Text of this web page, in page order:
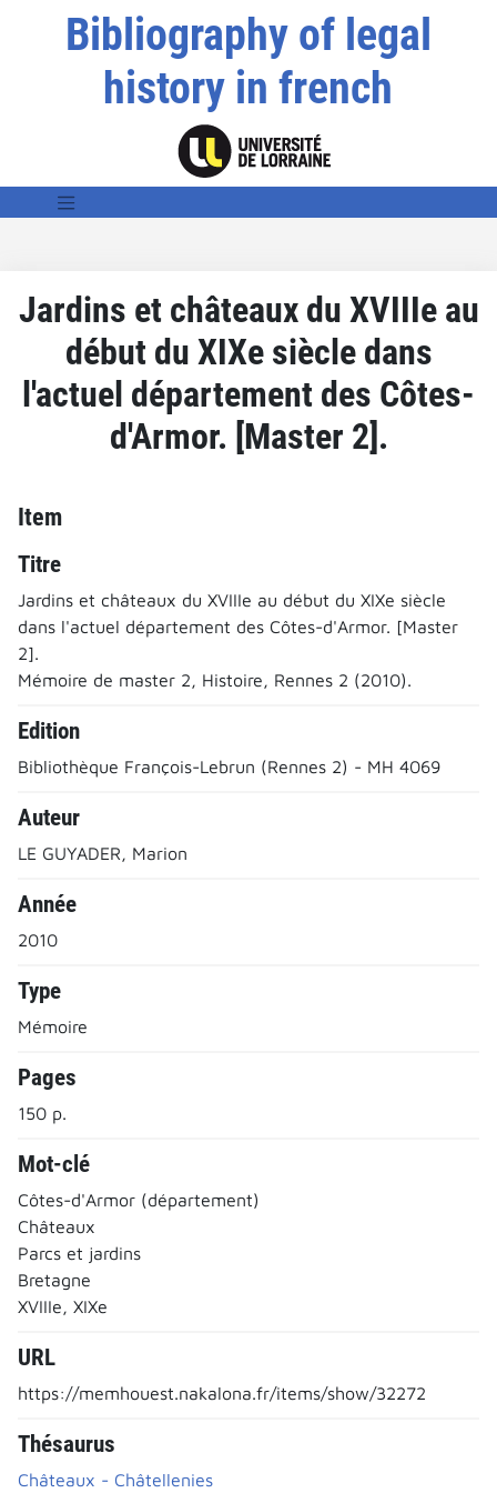
Bibliography of legal
history in french
Jardins et châteaux du XVIIIe au
début du XIXe siècle dans
l'actuel département des Côtes-
d'Armor. [Master 2].
Item
Titre
Jardins et châteaux du XVIIIe au début du XIXe siècle
dans l'actuel département des Côtes-d'Armor. [Master
2].
Mémoire de master 2, Histoire, Rennes 2 (2010).
Edition
Bibliothèque François-Lebrun (Rennes 2) - MH 4069
Auteur
LE GUYADER, Marion
Année
2010
Type
Mémoire
Pages
150 p.
Mot-clé
Côtes-d'Armor (département)
Châteaux
Parcs et jardins
Bretagne
XVIIIe, XIXe
URL
https://memhouest.nakalona.fr/items/show/32272
Thésaurus
Châteaux - Châtellenies